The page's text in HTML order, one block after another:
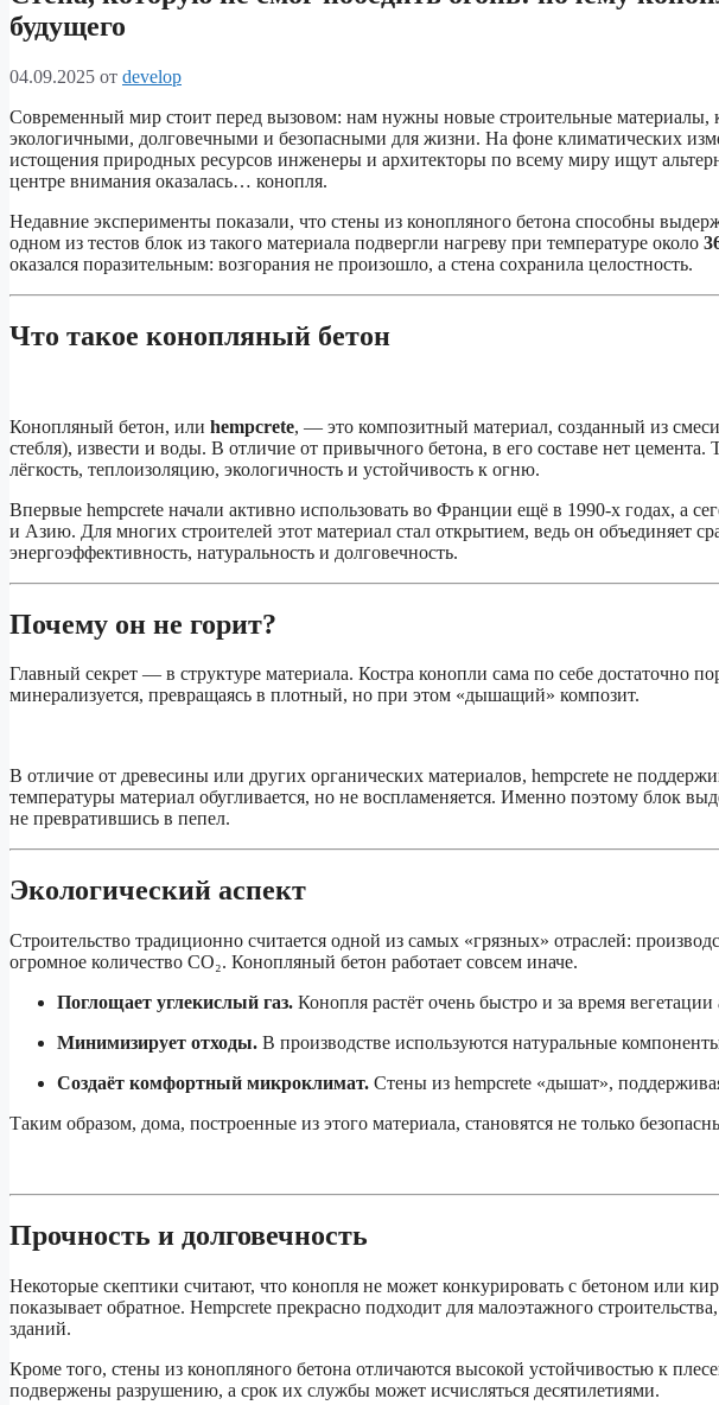
будущего
04.09.2025 от develop
Современный мир стоит перед вызовом: нам нужны новые строительные материалы,
экологичными, долговечными и безопасными для жизни. На фоне климатических
истощения природных ресурсов инженеры и архитекторы по всему миру ищут
центре внимания оказалась… конопля.
Недавние эксперименты показали, что стены из конопляного бетона способны
одном из тестов блок из такого материала подвергли нагреву при температуре около
оказался поразительным: возгорания не произошло, а стена сохранила целостность.
Что такое конопляный бетон
Конопляный бетон, или hempcrete, — это композитный материал, созданный из
стебля), извести и воды. В отличие от привычного бетона, в его составе нет цемента.
лёгкость, теплоизоляцию, экологичность и устойчивость к огню.
Впервые hempcrete начали активно использовать во Франции ещё в 1990-х годах, а
и Азию. Для многих строителей этот материал стал открытием, ведь он объединяет
энергоэффективность, натуральность и долговечность.
Почему он не горит?
Главный секрет — в структуре материала. Костра конопли сама по себе достаточно
минерализуется, превращаясь в плотный, но при этом «дышащий» композит.
В отличие от древесины или других органических материалов, hempcrete не
температуры материал обугливается, но не воспламеняется. Именно поэтому блок
не превратившись в пепел.
Экологический аспект
Строительство традиционно считается одной из самых «грязных» отраслей:
огромное количество CO₂. Конопляный бетон работает совсем иначе.
Поглощает углекислый газ. Конопля растёт очень быстро и за время
Минимизирует отходы. В производстве используются натуральные
Создаёт комфортный микроклимат. Стены из hempcrete «дышат»,
Таким образом, дома, построенные из этого материала, становятся не только
Прочность и долговечность
Некоторые скептики считают, что конопля не может конкурировать с бетоном или
показывает обратное. Hempcrete прекрасно подходит для малоэтажного
зданий.
Кроме того, стены из конопляного бетона отличаются высокой устойчивостью к
подвержены разрушению, а срок их службы может исчисляться десятилетиями.